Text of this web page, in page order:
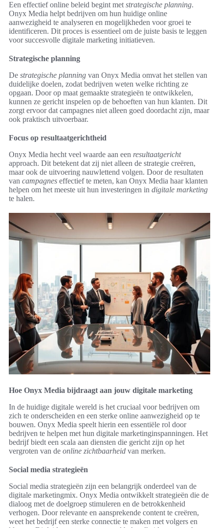
Een effectief online beleid begint met strategische planning.
Onyx Media helpt bedrijven om hun huidige online
aanwezigheid te analyseren en mogelijkheden voor groei te
identificeren. Dit proces is essentieel om de juiste basis te leggen
voor succesvolle digitale marketing initiatieven.
Strategische planning
De strategische planning van Onyx Media omvat het stellen van
duidelijke doelen, zodat bedrijven weten welke richting ze
opgaan. Door op maat gemaakte strategieën te ontwikkelen,
kunnen ze gericht inspelen op de behoeften van hun klanten. Dit
zorgt ervoor dat campagnes niet alleen goed doordacht zijn, maar
ook praktisch uitvoerbaar.
Focus op resultaatgerichtheid
Onyx Media hecht veel waarde aan een resultaatgericht
approach. Dit betekent dat zij niet alleen de strategie creëren,
maar ook de uitvoering nauwlettend volgen. Door de resultaten
van campagnes effectief te meten, kan Onyx Media haar klanten
helpen om het meeste uit hun investeringen in digitale marketing
te halen.
Hoe Onyx Media bijdraagt aan jouw digitale marketing
In de huidige digitale wereld is het cruciaal voor bedrijven om
zich te onderscheiden en een sterke online aanwezigheid op te
bouwen. Onyx Media speelt hierin een essentiële rol door
bedrijven te helpen met hun digitale marketinginspanningen. Het
bedrijf biedt een scala aan diensten die gericht zijn op het
vergroten van de online zichtbaarheid van merken.
Social media strategieën
Social media strategieën zijn een belangrijk onderdeel van de
digitale marketingmix. Onyx Media ontwikkelt strategieën die de
dialoog met de doelgroep stimuleren en de betrokkenheid
verhogen. Door relevante en aansprekende content te creëren,
weet het bedrijf een sterke connectie te maken met volgers en